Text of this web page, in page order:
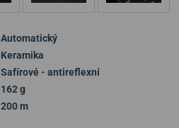
Automatický
Keramika
Safírové - antireflexní
162 g
200 m